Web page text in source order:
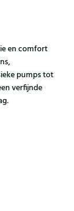
en comfort
pumps tot
verfijnde